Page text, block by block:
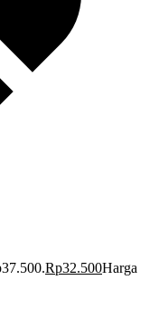
Rp32.500Harga